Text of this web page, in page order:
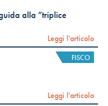
alla “triplice
Leggi l'articolo
FISCO
Leggi l'articolo